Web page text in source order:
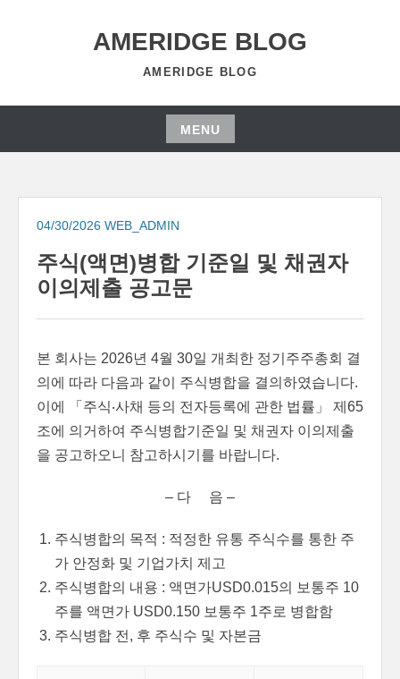
AMERIDGE BLOG
AMERIDGE BLOG
MENU
Skip
content
04/30/2026 WEB_ADMIN
주식(액면)병합 기준일 및 채권자
이의제출 공고문
본 회사는 2026년 4월 30일 개최한 정기주주총회 결
의에 따라 다음과 같이 주식병합을 결의하였습니다.
이에 「주식‧사채 등의 전자등록에 관한 법률」 제65
조에 의거하여 주식병합기준일 및 채권자 이의제출
을 공고하오니 참고하시기를 바랍니다.
– 다 음 –
주식병합의 목적 : 적정한 유통 주식수를 통한 주
가 안정화 및 기업가치 제고
주식병합의 내용 : 액면가USD0.015의 보통주 10
주를 액면가 USD0.150 보통주 1주로 병합함
주식병합 전, 후 주식수 및 자본금